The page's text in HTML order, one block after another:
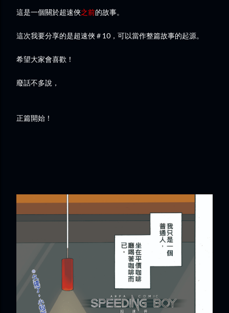
這是一個關於超速俠之前的故事。
這次我要分享的是超速俠＃10，可以當作整篇故事的起源。
希望大家會喜歡！
廢話不多說，
正篇開始！